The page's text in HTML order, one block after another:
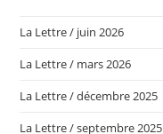
La Lettre / juin 2026
La Lettre / mars 2026
La Lettre / décembre 2025
La Lettre / septembre 2025